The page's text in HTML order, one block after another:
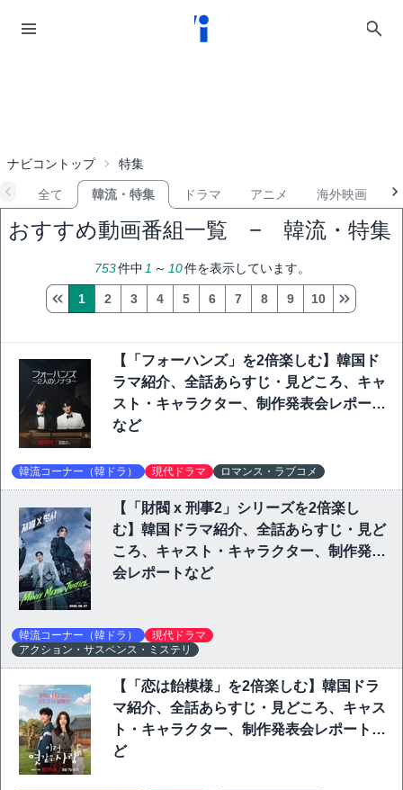
ナビコントップ 特集
全て 韓流・特集 ドラマ アニメ 海外映画
おすすめ動画番組一覧 − 韓流・特集
753件中 1 ～ 10件を表示しています。
1 2 3 4 5 6 7 8 9 10
【「フォーハンズ」を2倍楽しむ】韓国ド
ラマ紹介、全話あらすじ・見どころ、キャ
スト・キャラクター、制作発表会レポート
など
韓流コーナー（韓ドラ） 現代ドラマ ロマンス・ラブコメ
【「財閥 x 刑事2」シリーズを2倍楽し
む】韓国ドラマ紹介、全話あらすじ・見ど
ころ、キャスト・キャラクター、制作発表
会レポートなど
韓流コーナー（韓ドラ）
現代ドラマ
アクション・サスペンス・ミステリ
【「恋は飴模様」を2倍楽しむ】韓国ドラ
マ紹介、全話あらすじ・見どころ、キャス
ト・キャラクター、制作発表会レポートな
ど